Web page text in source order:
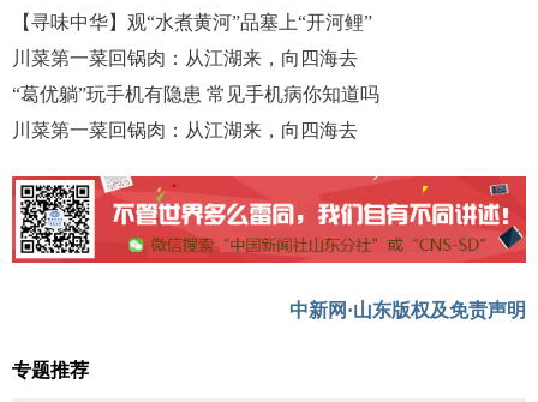
【寻味中华】观“水煮黄河”品塞上“开河鲤”
川菜第一菜回锅肉：从江湖来，向四海去
“葛优躺”玩手机有隐患 常见手机病你知道吗
川菜第一菜回锅肉：从江湖来，向四海去
中新网·山东版权及免责声明
专题推荐